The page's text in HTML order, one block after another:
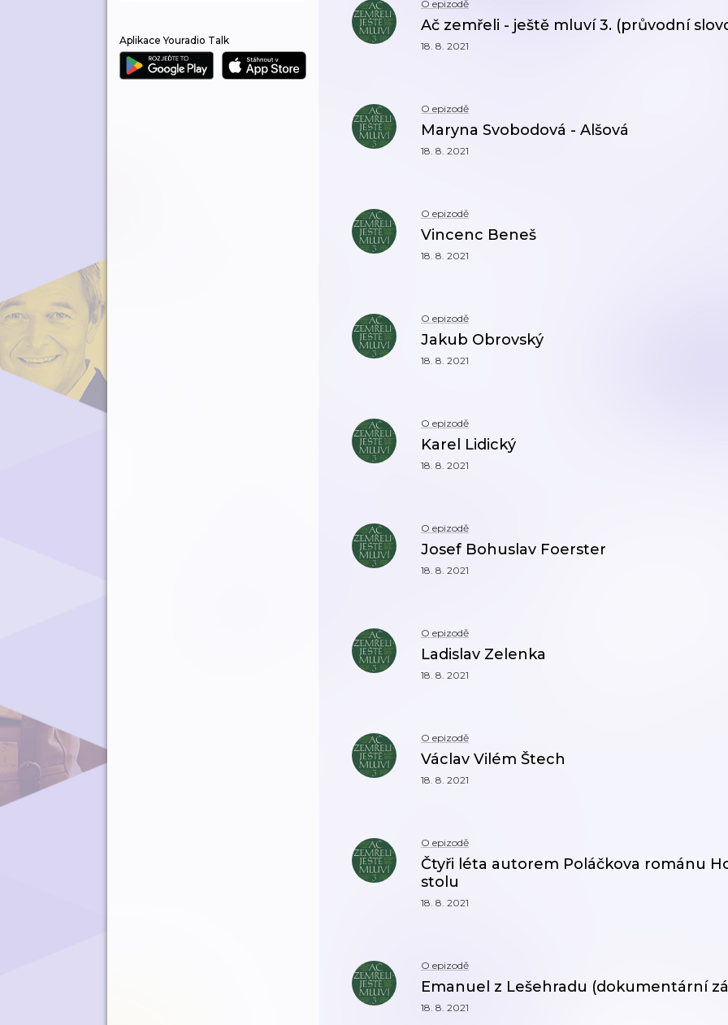
Aplikace Youradio Talk
O epizodě
Ač zemřeli - ještě mluví 3. (průvodní
18. 8. 2021
O epizodě
Maryna Svobodová - Alšová
18. 8. 2021
O epizodě
Vincenc Beneš
18. 8. 2021
O epizodě
Jakub Obrovský
18. 8. 2021
O epizodě
Karel Lidický
18. 8. 2021
O epizodě
Josef Bohuslav Foerster
18. 8. 2021
O epizodě
Ladislav Zelenka
18. 8. 2021
O epizodě
Václav Vilém Štech
18. 8. 2021
O epizodě
Čtyři léta autorem Poláčkova románu
stolu
18. 8. 2021
O epizodě
Emanuel z Lešehradu (dokumentární
18. 8. 2021